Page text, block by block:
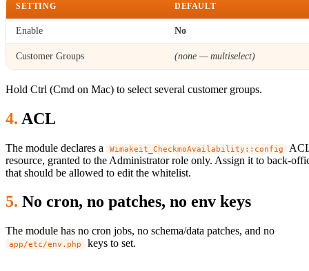
SETTING DEFAULT
Enable No
Customer Groups (none — multiselect)
Hold Ctrl (Cmd on Mac) to select several customer groups.
ACL
The module declares a Wimakeit_CheckmoAvailability::config
resource, granted to the Administrator role only. Assign it to back-
that should be allowed to edit the whitelist.
No cron, no patches, no env keys
The module has no cron jobs, no schema/data patches, and no
app/etc/env.php keys to set.